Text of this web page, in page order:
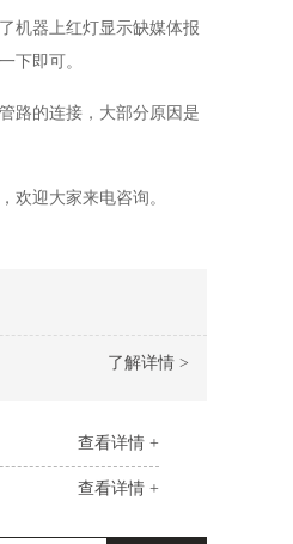
机器上红灯显示缺媒体报
下即可。
路的连接，大部分原因是
欢迎大家来电咨询。
了解详情 >
查看详情 +
查看详情 +